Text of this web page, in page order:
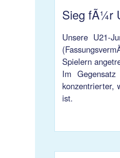
Sieg fÃ¼r
Unsere U21-
Spielern
Im
konzentrierter,
ist.